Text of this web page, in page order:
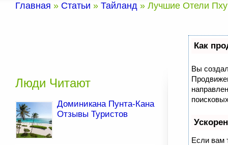
Главная » Статьи » Тайланд » Лучшие Отели
Как
Вы
Если вам
Люди Читают
Доминикана Пунта-Кана
Отзывы Туристов